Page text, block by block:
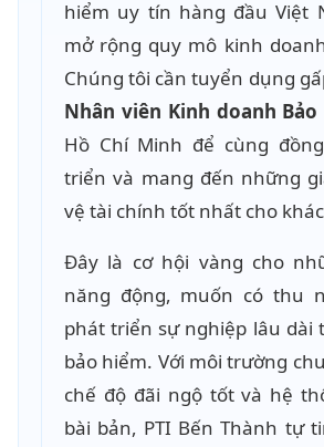
hiểm uy tín hàng đầu Việt
mở rộng quy mô kinh
Chúng tôi cần tuyển dụng
Nhân viên Kinh doanh Bảo
Hồ Chí Minh để cùng
triển và mang đến những
vệ tài chính tốt nhất cho
Đây là cơ hội vàng cho
năng động, muốn có thu
phát triển sự nghiệp lâu dài
bảo hiểm. Với môi trường
chế độ đãi ngộ tốt và hệ
bài bản, PTI Bến Thành tự